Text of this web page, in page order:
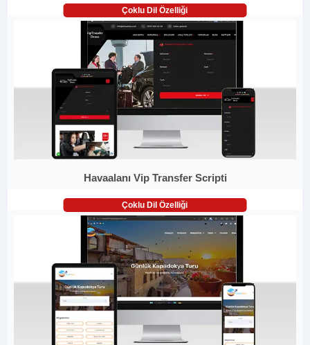
Çoklu Dil Özelliği
Havaalanı Vip Transfer Scripti
Çoklu Dil Özelliği